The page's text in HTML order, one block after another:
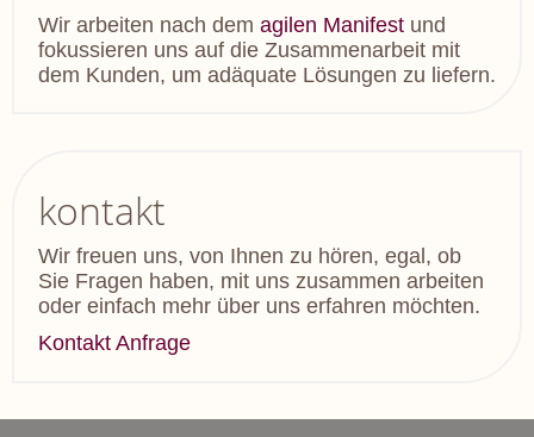
Wir arbeiten nach dem agilen Manifest und
fokussieren uns auf die Zusammenarbeit mit
dem Kunden, um adäquate Lösungen zu liefern.
kontakt
Wir freuen uns, von Ihnen zu hören, egal, ob
Sie Fragen haben, mit uns zusammen arbeiten
oder einfach mehr über uns erfahren möchten.
Kontakt Anfrage